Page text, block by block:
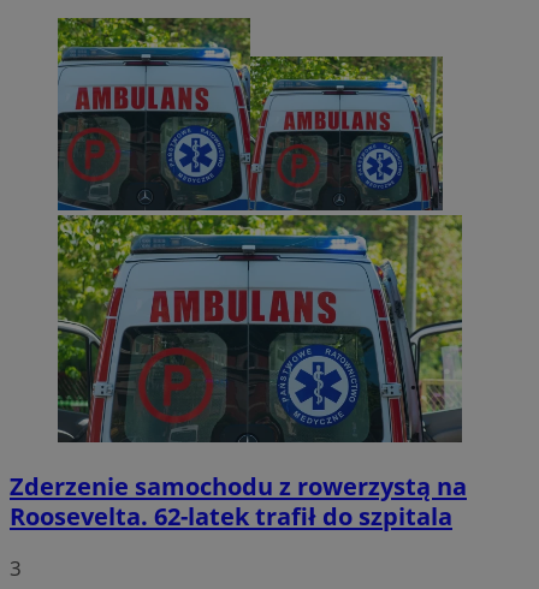
Zderzenie samochodu z rowerzystą na
Roosevelta. 62-latek trafił do szpitala
3